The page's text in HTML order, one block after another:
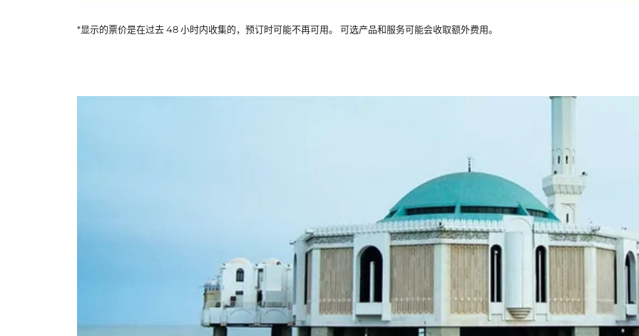
*显示的票价是在过去 48 小时内收集的，预订时可能不再可用。 可选产品和服务可能会收取额外费用。